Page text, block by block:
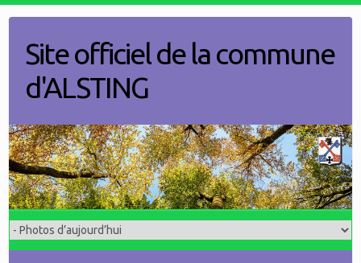
contentSite officiel de la commune
d'ALSTING